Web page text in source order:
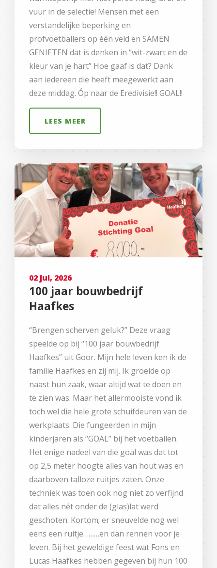
vuur in de selectie! Mensen met een
verstandelijke beperking en
profvoetballers op één veld en SAMEN
GENIETEN dat is denken in “wit-zwart en de
kleur van je hart” Hoe gaaf is dat? Dank
aan iedereen die heeft meegewerkt aan
deze middag. Óp naar de Eredivisie!! GOAL!!
LEES MEER
02 jul, 2026
100 jaar bouwbedrijf
Haafkes
“Brengen scherven geluk?” Deze vraag
speelde op bij “100 jaar bouwbedrijf
Haafkes” uit Goor. Mijn hele leven ken ik de
familie Haafkes en zij mij. Ik groeide op
naast hun zaak, waar altijd wat te doen en
te zien was. Maar het allermooiste vond ik
toch wel die hele grote schuifdeuren van de
werkplaats. Die fungeerden in mijn
kinderjaren als “GOAL” bij het voetballen.
Het enige nadeel van die goal was dat tot
op 2,5 meter hoogte alles van hout was en
daarboven talloze ruitjes zaten. Onze
techniek was toen ook nog niet zo verfijnd
dat alles nét onder de (glas)lat werd
geschoten. Kortom; er sneuvelde nog wel
eens een ruitje………en dan rennen voor je
leven. Bij het geweldige feest wat Fons en
Lucas Haafkes hebben gegeven bij hun 100